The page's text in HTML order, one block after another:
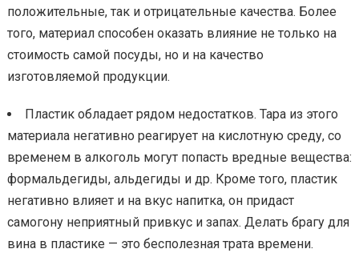
положительные, так и отрицательные качества. Более
того, материал способен оказать влияние не только на
стоимость самой посуды, но и на качество
изготовляемой продукции.
Пластик обладает рядом недостатков. Тара из этого
материала негативно реагирует на кислотную среду, со
временем в алкоголь могут попасть вредные вещества:
формальдегиды, альдегиды и др. Кроме того, пластик
негативно влияет и на вкус напитка, он придаст
самогону неприятный привкус и запах. Делать брагу для
вина в пластике — это бесполезная трата времени.